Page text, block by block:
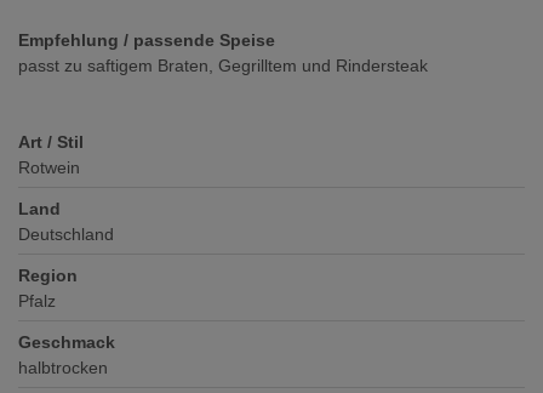
Empfehlung / passende Speise
passt zu saftigem Braten, Gegrilltem und Rindersteak
Art / Stil
Rotwein
Land
Deutschland
Region
Pfalz
Geschmack
halbtrocken